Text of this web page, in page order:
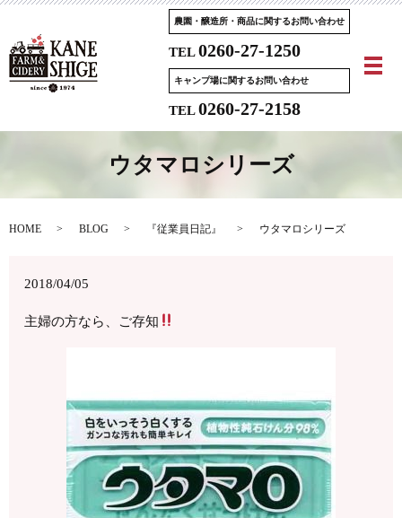
農園・醸造所・商品に関するお問い合わせ
TEL0260-27-1250
キャンプ場に関するお問い合わせ
TEL0260-27-2158
メ
ウタマロシリーズ
HOME BLOG 『従業員日記』 ウタマロシリーズ
2018/04/05
主婦の方なら、ご存知